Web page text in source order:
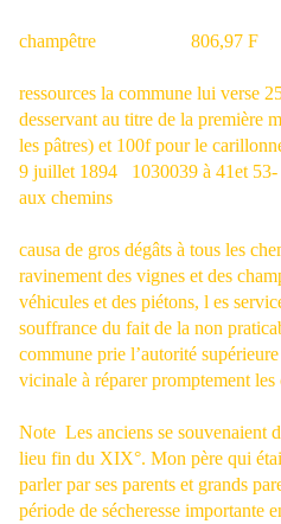
champêtre
806,97 F
ressources la commune lui verse
desservant au titre de la première
les pâtres) et 100f pour le
9 juillet 1894
1030039 à 41et
aux chemins
causa de gros dégâts à tous les
ravinement des vignes et des
véhicules et des piétons, l es
souffrance du fait de la non
commune prie l’autorité
vicinale à réparer promptement
Note Les anciens se souvenaient
lieu fin du XIX°. Mon père qui
parler par ses parents et grands
période de sécheresse importante